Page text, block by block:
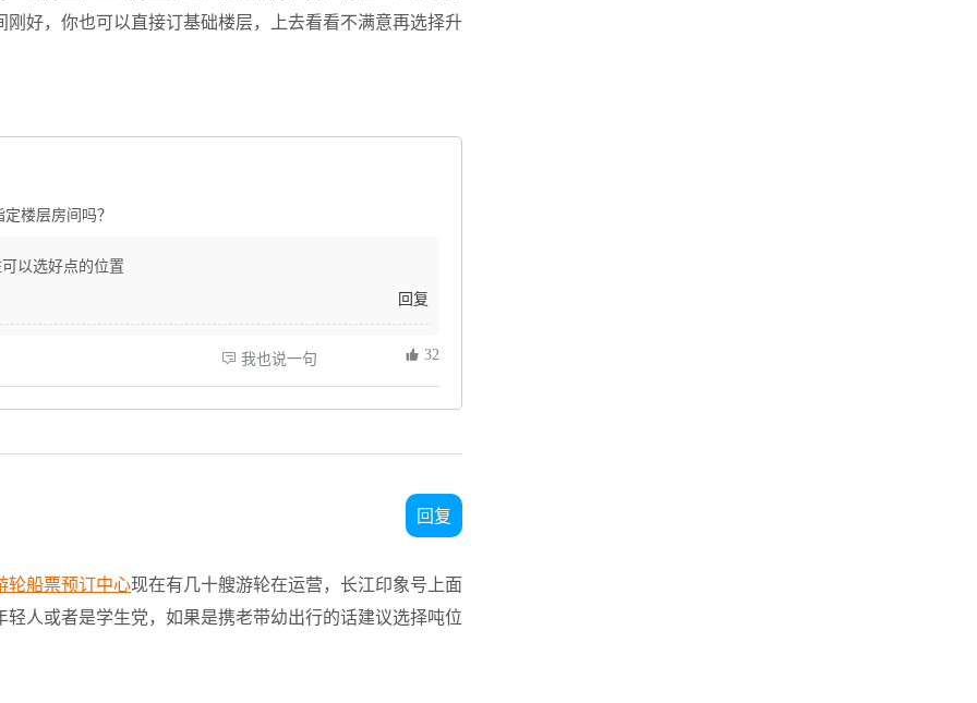
好，你也可以直接订基础楼层，上去看看不满意再选择升
楼层房间吗？
以选好点的位置
回复
 32
 我也说一句
回复
轮船票预订中心现在有几十艘游轮在运营，长江印象号上面
人或者是学生党，如果是携老带幼出行的话建议选择吨位